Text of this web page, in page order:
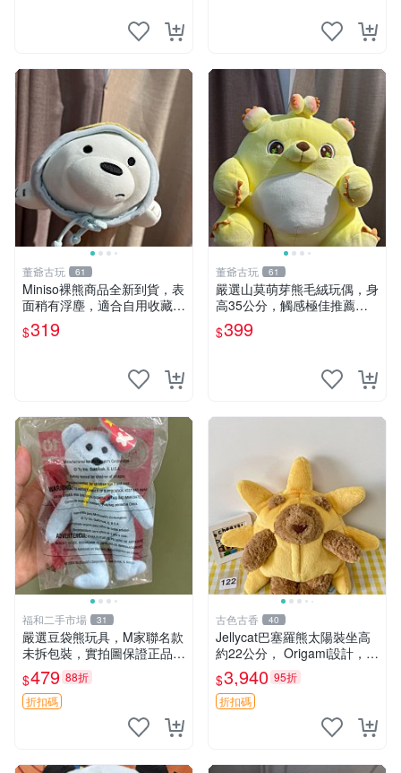
董爺古玩 61
Miniso裸熊商品全新到貨，表
面稍有浮塵，適合自用收藏嚴
選款。 裸熊 商品 裸熊玩偶
$319
董爺古玩 61
嚴選山莫萌芽熊毛絨玩偶，身
高35公分，觸感極佳推薦收
藏 萌芽熊 毛絨玩偶 串珠玩偶
$399
福和二手市場 31
嚴選豆袋熊玩具，M家聯名款
未拆包裝，實拍圖保證正品
豆袋玩具 嚴選 M家 豆袋熊
$479 88折
折扣碼
古色古香 40
Jellycat巴塞羅熊太陽裝坐高
約22公分， Origami設計，來
自越南。嚴選 Recommendat
ion！巴塞羅、 Origami熊、J
elly
$3,940 95折
折扣碼